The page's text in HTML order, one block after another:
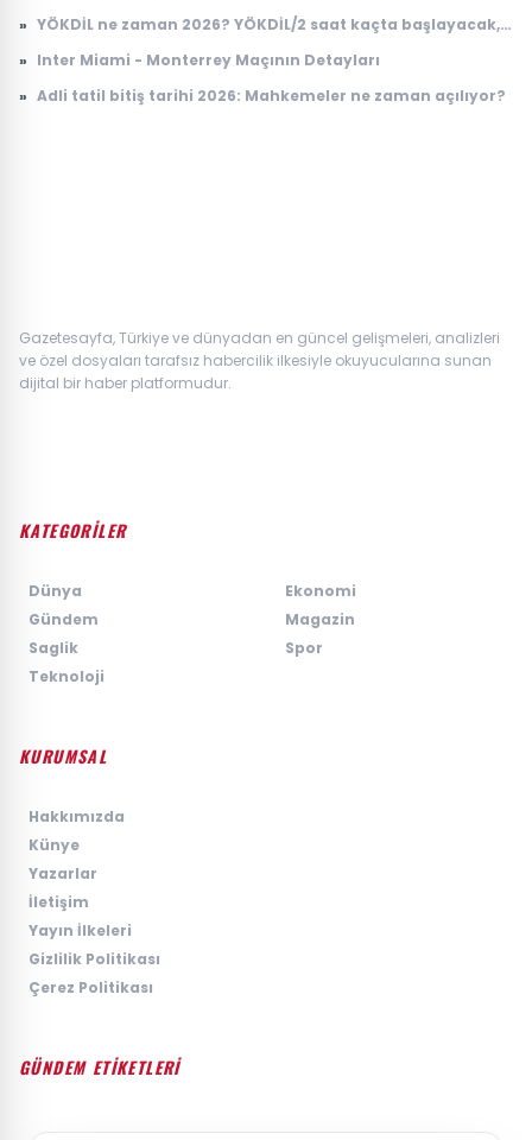
» YÖKDİL ne zaman 2026? YÖKDİL/2 saat kaçta başlayacak,
» Inter Miami - Monterrey Maçının Detayları
» Adli tatil bitiş tarihi 2026: Mahkemeler ne zaman açılıyor?
Gazetesayfa, Türkiye ve dünyadan en güncel gelişmeleri, analizleri
ve özel dosyaları tarafsız habercilik ilkesiyle okuyucularına sunan
dijital bir haber platformudur.
KATEGORİLER
Dünya
Ekonomi
Gündem
Magazin
Saglik
Spor
Teknoloji
KURUMSAL
Hakkımızda
Künye
Yazarlar
İletişim
Yayın İlkeleri
Gizlilik Politikası
Çerez Politikası
GÜNDEM ETİKETLERİ
#GÜNDEM #SIYASET #EKONOMI #SPOR #TEKNOLOJI #DÜNYA